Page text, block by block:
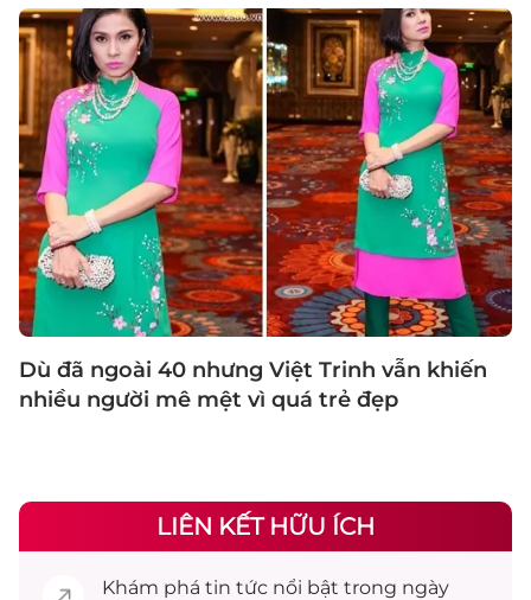
Dù đã ngoài 40 nhưng Việt Trinh vẫn khiến
nhiều người mê mệt vì quá trẻ đẹp
LIÊN KẾT HỮU ÍCH
Khám phá tin tức nổi bật trong ngày